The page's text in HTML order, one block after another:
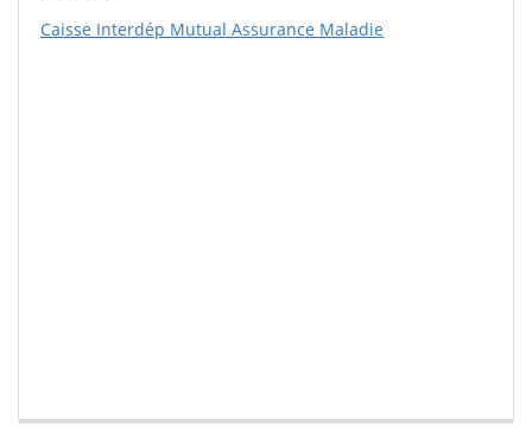
Caisse Interdép Mutual Assurance Maladie